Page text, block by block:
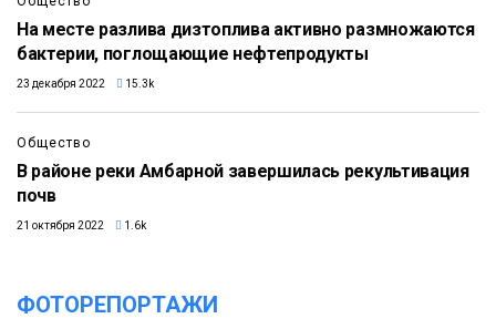
На месте разлива дизтоплива активно размножаются
бактерии, поглощающие нефтепродукты
23 декабря 2022 15.3k
Общество
В районе реки Амбарной завершилась рекультивация
почв
21 октября 2022 1.6k
ФОТОРЕПОРТАЖИ